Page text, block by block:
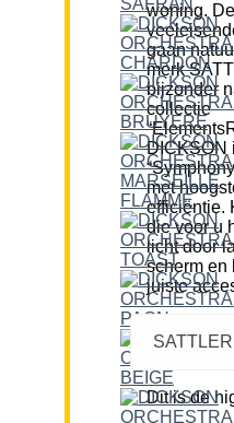
woning.
gaan
merk
bijzonder
collectie
DICKSON
met
efficiëntie.
die voor u
licht door
scherm en
juiste
SATTLER
Dit is de